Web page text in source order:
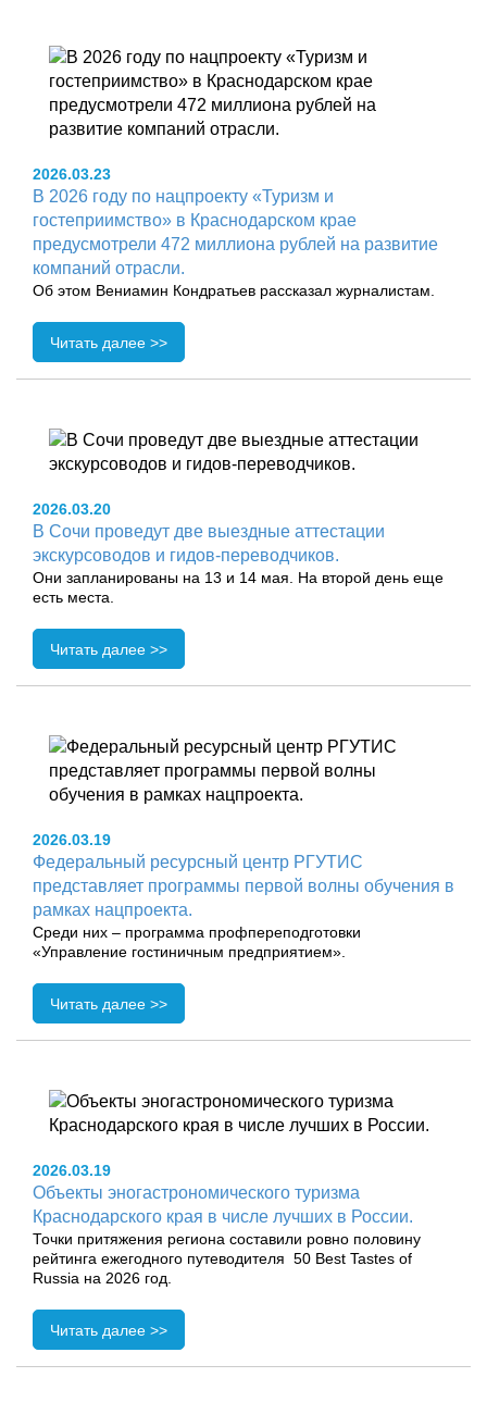
2026.03.23
В 2026 году по нацпроекту «Туризм и
гостеприимство» в Краснодарском крае
предусмотрели 472 миллиона рублей на развитие
компаний отрасли.
Об этом Вениамин Кондратьев рассказал журналистам.
Читать далее >>
2026.03.20
В Сочи проведут две выездные аттестации
экскурсоводов и гидов-переводчиков.
Они запланированы на 13 и 14 мая. На второй день еще
есть места.
Читать далее >>
2026.03.19
Федеральный ресурсный центр РГУТИС
представляет программы первой волны обучения в
рамках нацпроекта.
Среди них – программа профпереподготовки
«Управление гостиничным предприятием».
Читать далее >>
2026.03.19
Объекты эногастрономического туризма
Краснодарского края в числе лучших в России.
Точки притяжения региона составили ровно половину
рейтинга ежегодного путеводителя 50 Best Tastes of
Russia на 2026 год.
Читать далее >>